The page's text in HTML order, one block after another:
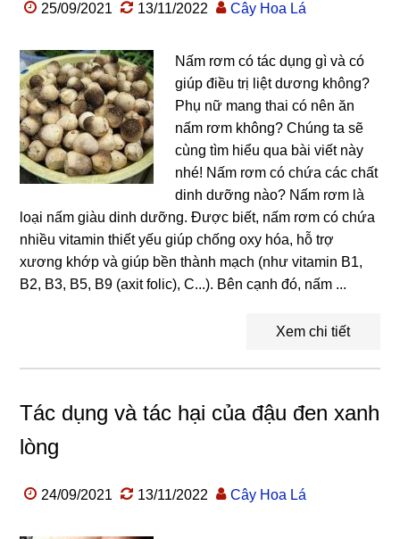
25/09/2021 13/11/2022 Cây Hoa Lá
Nấm rơm có tác dụng gì và có
giúp điều trị liệt dương không?
Phụ nữ mang thai có nên ăn
nấm rơm không? Chúng ta sẽ
cùng tìm hiểu qua bài viết này
nhé! Nấm rơm có chứa các chất
dinh dưỡng nào? Nấm rơm là
loại nấm giàu dinh dưỡng. Được biết, nấm rơm có chứa
nhiều vitamin thiết yếu giúp chống oxy hóa, hỗ trợ
xương khớp và giúp bền thành mạch (như vitamin B1,
B2, B3, B5, B9 (axit folic), C...). Bên cạnh đó, nấm ...
Xem chi tiết
Tác dụng và tác hại của đậu đen xanh
lòng
24/09/2021 13/11/2022 Cây Hoa Lá